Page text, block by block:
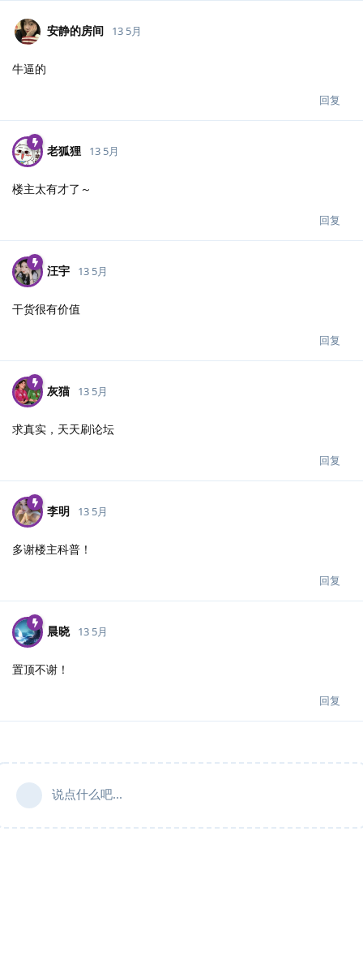
安静的房间 13 5月
牛逼的
回复
老狐狸 13 5月
楼主太有才了～
回复
汪宇 13 5月
干货很有价值
回复
灰猫 13 5月
求真实，天天刷论坛
回复
李明 13 5月
多谢楼主科普！
回复
晨晓 13 5月
置顶不谢！
回复
说点什么吧...